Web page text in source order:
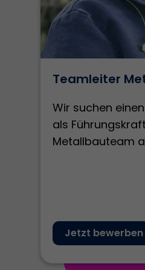
Teamleiter
Wir suchen
als
Metallbauteam
Jetzt bewerben